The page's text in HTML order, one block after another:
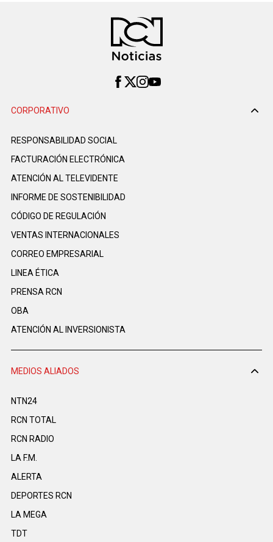
CORPORATIVO
RESPONSABILIDAD SOCIAL
FACTURACIÓN ELECTRÓNICA
ATENCIÓN AL TELEVIDENTE
INFORME DE SOSTENIBILIDAD
CÓDIGO DE REGULACIÓN
VENTAS INTERNACIONALES
CORREO EMPRESARIAL
LINEA ÉTICA
PRENSA RCN
OBA
ATENCIÓN AL INVERSIONISTA
MEDIOS ALIADOS
NTN24
RCN TOTAL
RCN RADIO
LA F.M.
ALERTA
DEPORTES RCN
LA MEGA
TDT